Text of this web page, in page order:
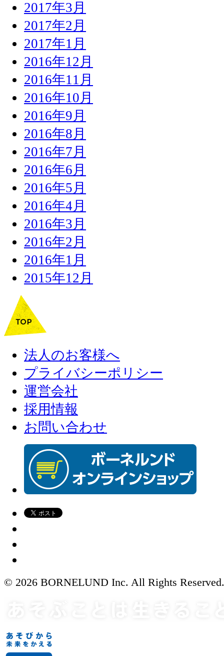
2017年3月
2017年2月
2017年1月
2016年12月
2016年11月
2016年10月
2016年9月
2016年8月
2016年7月
2016年6月
2016年5月
2016年4月
2016年3月
2016年2月
2016年1月
2015年12月
法人のお客様へ
プライバシーポリシー
運営会社
採用情報
お問い合わせ
© 2026 BORNELUND Inc. All Rights Reserved.